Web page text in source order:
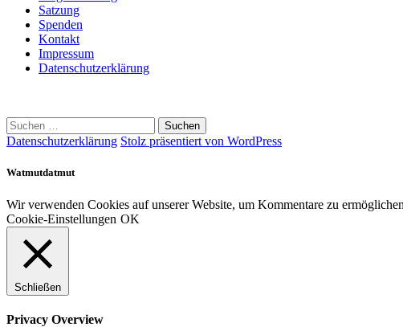
Satzung
Spenden
Kontakt
Impressum
Datenschutzerklärung
Suchen
nach:
Datenschutzerklärung Stolz präsentiert von WordPress
Watmutdatmut
Wir verwenden Cookies auf unserer Website, um Kommentare zu
Cookie-Einstellungen OK
Schließen
Privacy Overview